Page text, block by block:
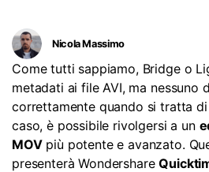
Nicola Massimo
Come tutti sappiamo, Bridge o
metadati ai file AVI, ma nessuno
correttamente quando si tratta di
caso, è possibile rivolgersi a un
MOV più potente e avanzato.
presenterà Wondershare